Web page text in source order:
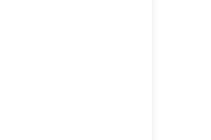
diese Nudeln ein